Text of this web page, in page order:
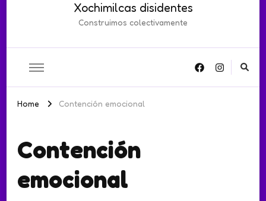
Xochimilcas disidentes
Construimos colectivamente
Home Contención emocional
Contención
emocional